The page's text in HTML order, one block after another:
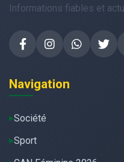
Informations fiables et
Navigation
Société
Sport